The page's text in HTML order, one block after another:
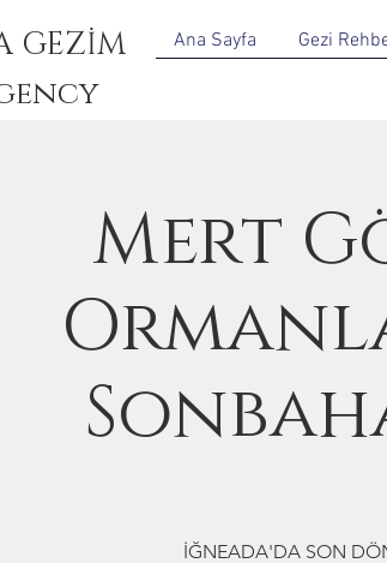
GEZİM
Ana Sayfa Gezi
Mert
İĞNEADA'DA SON